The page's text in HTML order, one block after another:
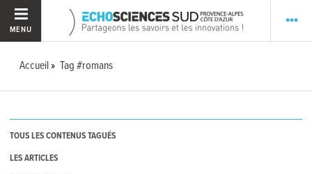
MENU
Accueil Tag #romans
TOUS LES CONTENUS TAGUÉS
LES ARTICLES